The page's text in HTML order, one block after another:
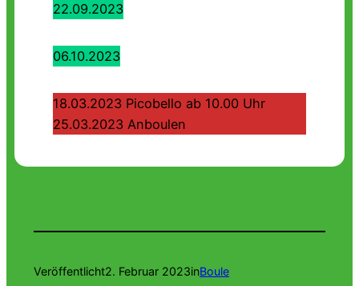
22.09.2023
06.10.2023
18.03.2023 Picobello ab 10.00 Uhr
25.03.2023 Anboulen
Veröffentlicht2. Februar 2023inBoule